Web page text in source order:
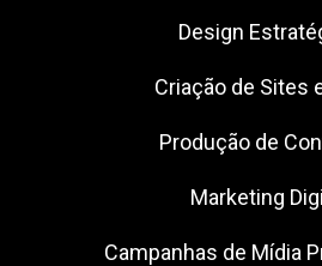
Design
Criação de Sites
Produção de
Marketing
Campanhas de Mídia